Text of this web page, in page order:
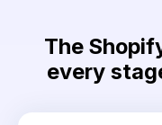
The
every